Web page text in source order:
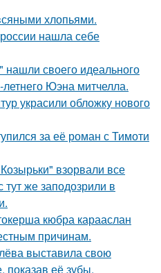
хлопьями.
нашла себе
своего идеального
Юэна митчелла.
украсили обложку нового
за её роман с Тимоти
взорвали все
тут же заподозрили в
кюбра карааслан
причинам.
выставила свою
показав её зубы.